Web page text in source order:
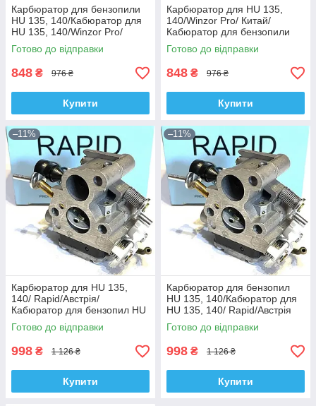
Карбюратор для бензопили
HU 135, 140/Кабюратор для
HU 135, 140/Winzor Pro/
Китай
Готово до відправки
848 ₴ 976 ₴
Купити
Карбюратор для HU 135,
140/Winzor Pro/ Китай/
Кабюратор для бензопили
HU 135, 140
Готово до відправки
848 ₴ 976 ₴
Купити
–11%
Карбюратор для HU 135,
140/ Rapid/Австрія/
Кабюратор для бензопил HU
135, 140
Готово до відправки
998 ₴ 1 126 ₴
Купити
–11%
Карбюратор для бензопил
HU 135, 140/Кабюратор для
HU 135, 140/ Rapid/Австрія
Готово до відправки
998 ₴ 1 126 ₴
Купити